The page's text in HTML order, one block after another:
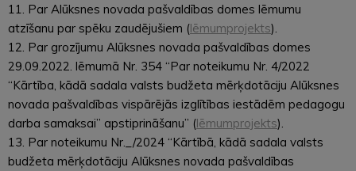
11. Par Alūksnes novada pašvaldības domes lēmumu
atzīšanu par spēku zaudējušiem (lēmumprojekts).
12. Par grozījumu Alūksnes novada pašvaldības domes
29.09.2022. lēmumā Nr. 354 “Par noteikumu Nr. 4/2022
“Kārtība, kādā sadala valsts budžeta mērķdotāciju Alūksnes
novada pašvaldības vispārējās izglītības iestādēm pedagogu
darba samaksai” apstiprināšanu” (lēmumprojekts).
13. Par noteikumu Nr._/2024 “Kārtībā, kādā sadala valsts
budžeta mērķdotāciju Alūksnes novada pašvaldības